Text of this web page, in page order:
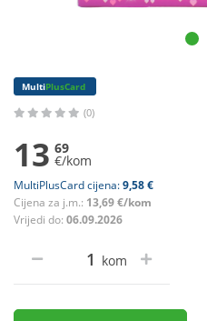
MultiPlusCard
(0)
13 69
€/kom
MultiPlusCard cijena:9,58 €
Cijena za j.m.: 13,69 €/kom
Vrijedi do: 06.09.2026
kom